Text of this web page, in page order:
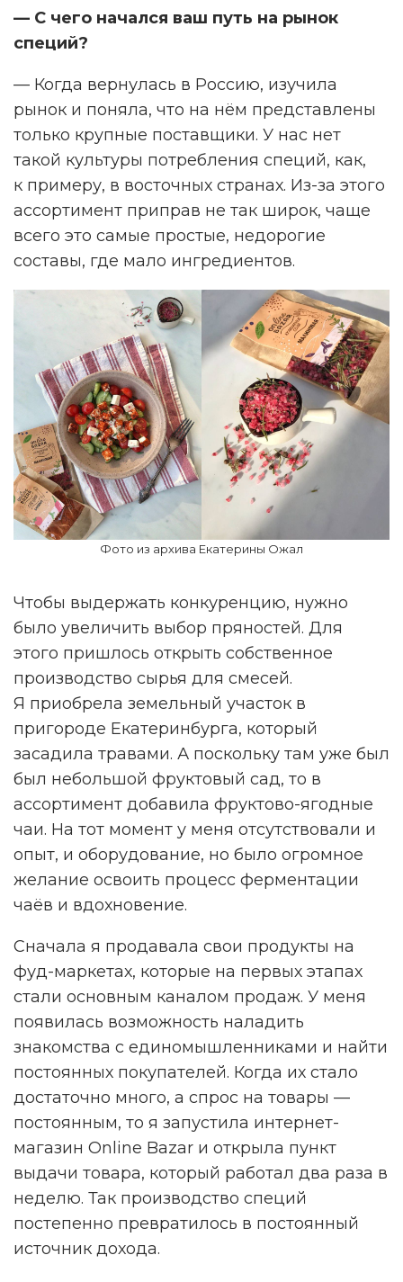
— С чего начался ваш путь на рынок
специй?
— Когда вернулась в Россию, изучила
рынок и поняла, что на нём представлены
только крупные поставщики. У нас нет
такой культуры потребления специй, как,
к примеру, в восточных странах. Из-за этого
ассортимент приправ не так широк, чаще
всего это самые простые, недорогие
составы, где мало ингредиентов.
Фото из архива Екатерины Ожал
Чтобы выдержать конкуренцию, нужно
было увеличить выбор пряностей. Для
этого пришлось открыть собственное
производство сырья для смесей.
Я приобрела земельный участок в
пригороде Екатеринбурга, который
засадила травами. А поскольку там уже был
был небольшой фруктовый сад, то в
ассортимент добавила фруктово-ягодные
чаи. На тот момент у меня отсутствовали и
опыт, и оборудование, но было огромное
желание освоить процесс ферментации
чаёв и вдохновение.
Сначала я продавала свои продукты на
фуд-маркетах, которые на первых этапах
стали основным каналом продаж. У меня
появилась возможность наладить
знакомства с единомышленниками и найти
постоянных покупателей. Когда их стало
достаточно много, а спрос на товары —
постоянным, то я запустила интернет-
магазин Online Bazar и открыла пункт
выдачи товара, который работал два раза в
неделю. Так производство специй
постепенно превратилось в постоянный
источник дохода.